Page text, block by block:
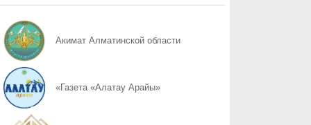
07.08 Когда вежливость не должна быть безграничной
07.08
07.08
Акимат Алматинской области
«Газета «Алатау Арайы»